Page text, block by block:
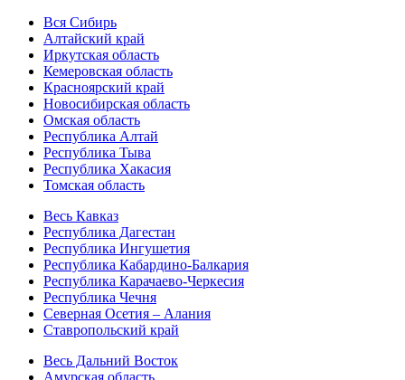
Вся Сибирь
Алтайский край
Иркутская область
Кемеровская область
Красноярский край
Новосибирская область
Омская область
Республика Алтай
Республика Тыва
Республика Хакасия
Томская область
Весь Кавказ
Республика Дагестан
Республика Ингушетия
Республика Кабардино-Балкария
Республика Карачаево-Черкесия
Республика Чечня
Северная Осетия – Алания
Ставропольский край
Весь Дальний Восток
Амурская область